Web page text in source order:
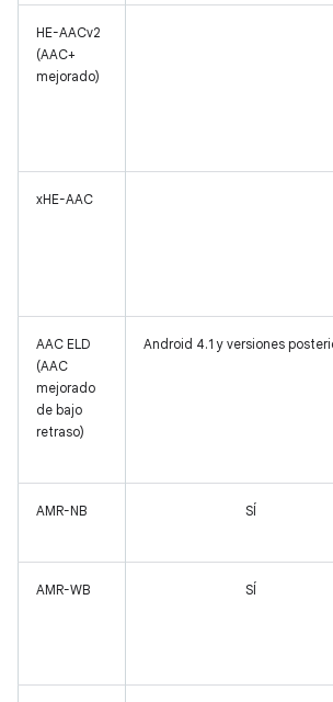
HE-AACv2
(AAC+
mejorado)
xHE-AAC
AAC ELD
(AAC
mejorado
de bajo
retraso)
Android 4.1 y versiones
AMR-NB SÍ
AMR-WB SÍ